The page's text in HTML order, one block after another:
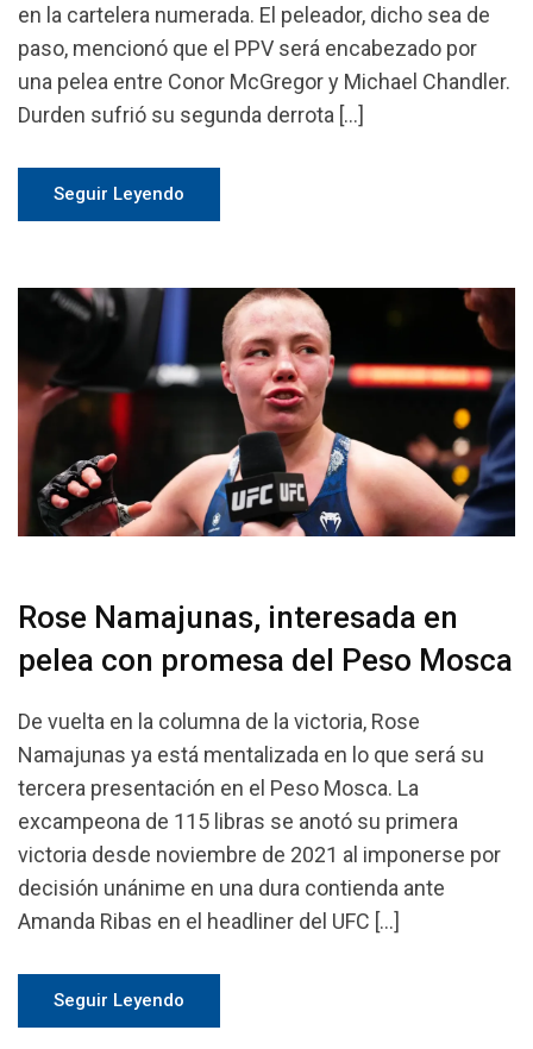
en la cartelera numerada. El peleador, dicho sea de
paso, mencionó que el PPV será encabezado por
una pelea entre Conor McGregor y Michael Chandler.
Durden sufrió su segunda derrota […]
Seguir Leyendo
Rose Namajunas, interesada en
pelea con promesa del Peso Mosca
De vuelta en la columna de la victoria, Rose
Namajunas ya está mentalizada en lo que será su
tercera presentación en el Peso Mosca. La
excampeona de 115 libras se anotó su primera
victoria desde noviembre de 2021 al imponerse por
decisión unánime en una dura contienda ante
Amanda Ribas en el headliner del UFC […]
Seguir Leyendo